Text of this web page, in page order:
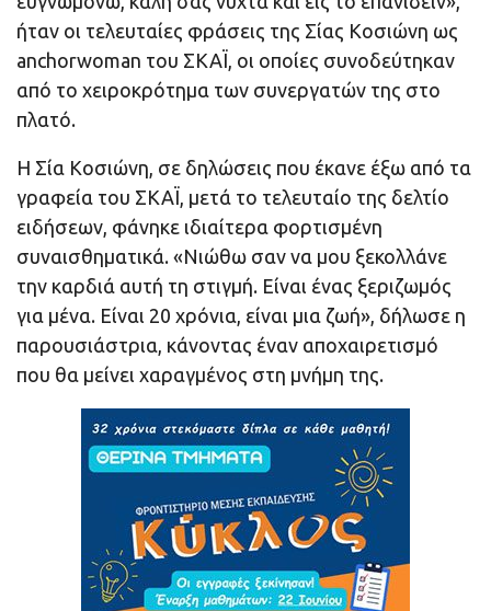
ήταν οι τελευταίες φράσεις της Σίας Κοσιώνη ως
anchorwoman του ΣΚΑΪ, οι οποίες συνοδεύτηκαν
από το χειροκρότημα των συνεργατών της στο
πλατό.
Η Σία Κοσιώνη, σε δηλώσεις που έκανε έξω από τα
γραφεία του ΣΚΑΪ, μετά το τελευταίο της δελτίο
ειδήσεων, φάνηκε ιδιαίτερα φορτισμένη
συναισθηματικά. «Νιώθω σαν να μου ξεκολλάνε
την καρδιά αυτή τη στιγμή. Είναι ένας ξεριζωμός
για μένα. Είναι 20 χρόνια, είναι μια ζωή», δήλωσε η
παρουσιάστρια, κάνοντας έναν αποχαιρετισμό
που θα μείνει χαραγμένος στη μνήμη της.